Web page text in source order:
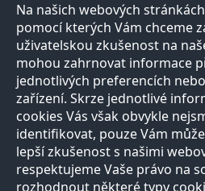
Na našich webových
pomocí kterých Vám chceme
uživatelskou zkušenost na
mohou zahrnovat informace
jednotlivých preferencích
zařízení. Skrze jednotlivé
cookies Vás však obvykle
identifikovat, pouze Vám
lepší zkušenost s našimi
respektujeme Vaše právo na
rozhodnout některé typy